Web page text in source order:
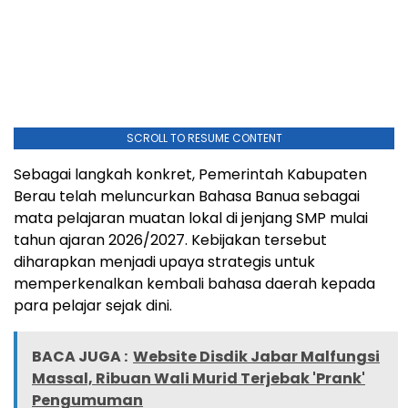
SCROLL TO RESUME CONTENT
Sebagai langkah konkret, Pemerintah Kabupaten
Berau telah meluncurkan Bahasa Banua sebagai
mata pelajaran muatan lokal di jenjang SMP mulai
tahun ajaran 2026/2027. Kebijakan tersebut
diharapkan menjadi upaya strategis untuk
memperkenalkan kembali bahasa daerah kepada
para pelajar sejak dini.
BACA JUGA : Website Disdik Jabar Malfungsi
Massal, Ribuan Wali Murid Terjebak 'Prank'
Pengumuman